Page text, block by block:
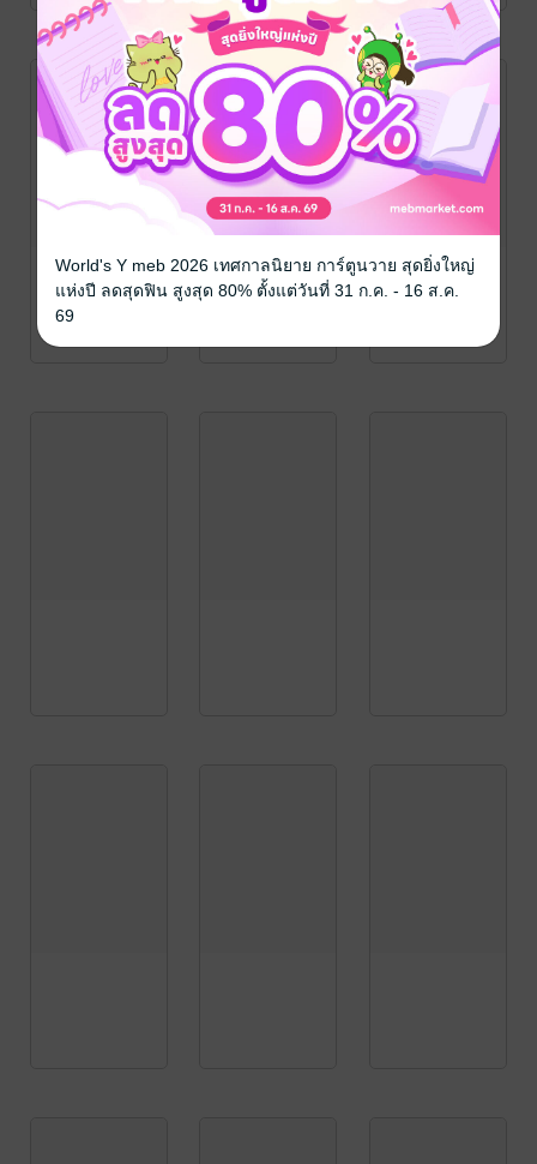
World's Y meb 2026 เทศกาลนิยาย การ์ตูนวาย สุดยิ่งใหญ่
แห่งปี ลดสุดฟิน สูงสุด 80% ตั้งแต่วันที่ 31 ก.ค. - 16 ส.ค.
69